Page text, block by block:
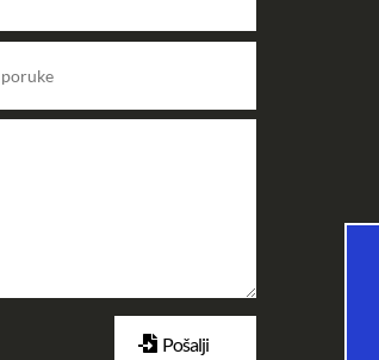
Pošalji